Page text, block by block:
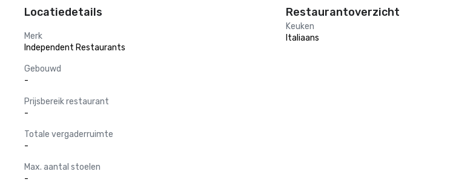
Locatiedetails
Merk
Independent Restaurants
Gebouwd
-
Prijsbereik restaurant
-
Totale vergaderruimte
-
Max. aantal stoelen
-
Restaurantoverzicht
Keuken
Italiaans